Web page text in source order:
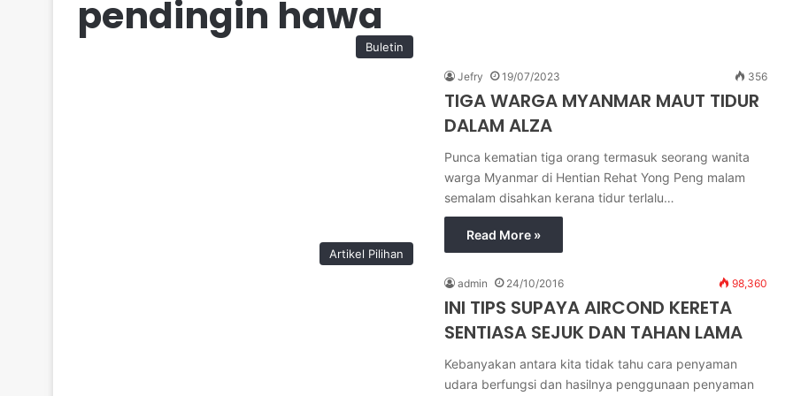
pendingin hawa
Buletin
Jefry 19/07/2023 356
TIGA WARGA MYANMAR MAUT TIDUR
DALAM ALZA
Punca kematian tiga orang termasuk seorang wanita
warga Myanmar di Hentian Rehat Yong Peng malam
semalam disahkan kerana tidur terlalu…
Read More »
Artikel Pilihan
admin 24/10/2016 98,360
INI TIPS SUPAYA AIRCOND KERETA
SENTIASA SEJUK DAN TAHAN LAMA
Kebanyakan antara kita tidak tahu cara penyaman
udara berfungsi dan hasilnya penggunaan penyaman